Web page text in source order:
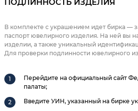
В комплекте с украшением идет бирка —
паспорт ювелирного изделия. На ней вы
изделии, а также уникальный
Для проверки подлинности ювелирного
Перейдите на официальный сайт
палаты;
Введите УИН, указанный на бирке